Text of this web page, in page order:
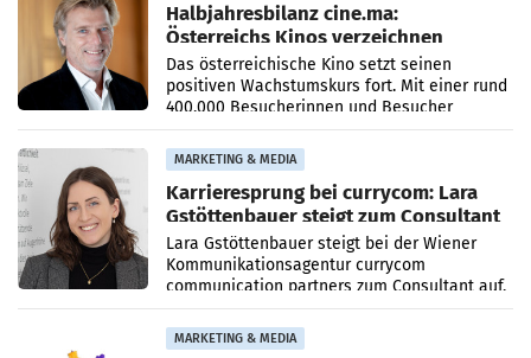
Halbjahresbilanz cine.ma:
Österreichs Kinos verzeichnen
400.000 Besucher mehr
Das österreichische Kino setzt seinen
positiven Wachstumskurs fort. Mit einer rund
400.000 Besucherinnen und Besucher
höheren Nettoreichweite im ersten Halbjahr
2026 gegenüber dem
MARKETING & MEDIA
Karrieresprung bei currycom: Lara
Gstöttenbauer steigt zum Consultant
auf
Lara Gstöttenbauer steigt bei der Wiener
Kommunikationsagentur currycom
communication partners zum Consultant auf.
Die 27-jährige Beraterin betreut Kundinnen
und Kunden in den Bereichen
MARKETING & MEDIA